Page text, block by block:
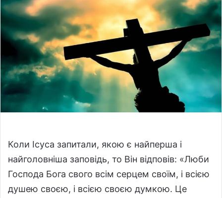
a
n
e
m
i
l
Коли Ісуса запитали, якою є найперша і
найголовніша заповідь, то Він відповів: «Люби
Господа Бога свого всім серцем своїм, і всією
душею своєю, і всією своєю думкою. Це